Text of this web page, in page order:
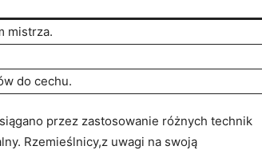
mistrza.
do cechu.
przez zastosowanie⁣ różnych technik
Rzemieślnicy,z uwagi ‍na ​swoją​